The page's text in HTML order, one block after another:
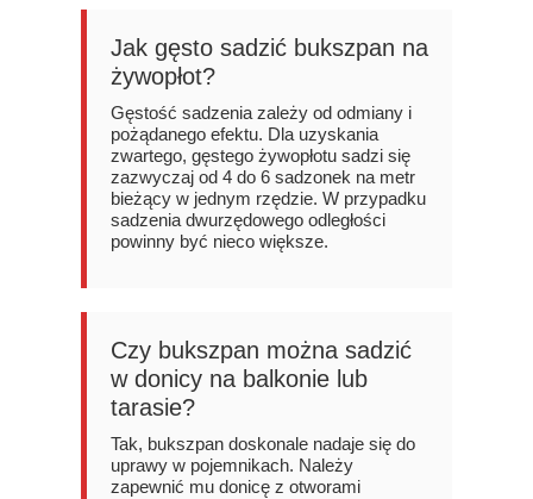
Jak gęsto sadzić bukszpan na
żywopłot?
Gęstość sadzenia zależy od odmiany i
pożądanego efektu. Dla uzyskania
zwartego, gęstego żywopłotu sadzi się
zazwyczaj od 4 do 6 sadzonek na metr
bieżący w jednym rzędzie. W przypadku
sadzenia dwurzędowego odległości
powinny być nieco większe.
Czy bukszpan można sadzić
w donicy na balkonie lub
tarasie?
Tak, bukszpan doskonale nadaje się do
uprawy w pojemnikach. Należy
zapewnić mu donicę z otworami